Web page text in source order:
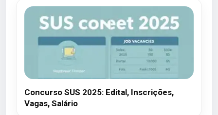
Concurso SUS 2025: Edital, Inscrições,
Vagas, Salário